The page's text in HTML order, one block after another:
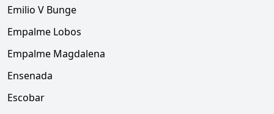
Emilio V Bunge
Empalme Lobos
Empalme Magdalena
Ensenada
Escobar